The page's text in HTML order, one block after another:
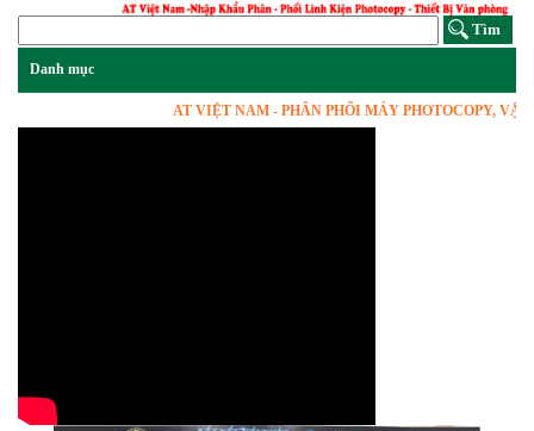
AT VIỆT NAM - PHÂN PHỐI MÁY PHOTOCOPY, VẬT